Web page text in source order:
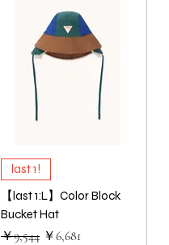
last 1!
【last 1:L】Color Block
Bucket Hat
通常価格
￥9,544 セール価格
￥6,681